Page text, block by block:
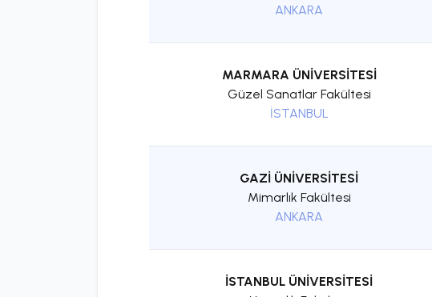
ANKARA
MARMARA ÜNİVERSİTESİ
Güzel Sanatlar Fakültesi
İSTANBUL
GAZİ ÜNİVERSİTESİ
Mimarlık Fakültesi
ANKARA
İSTANBUL ÜNİVERSİTESİ